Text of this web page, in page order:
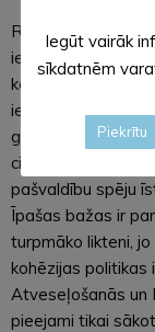
RACA uzskata, ka
ieņēmumu
kombinācijā ar
iecerēto minimālās
garantēta
citiem
pašvaldību spēju
Īpašas bažas ir
turpmāko likteni,
kohēzijas politikas
Atveseļošanās un
pieejami tikai
Iegūt vairāk
sīkdatnēm
Piekrītu